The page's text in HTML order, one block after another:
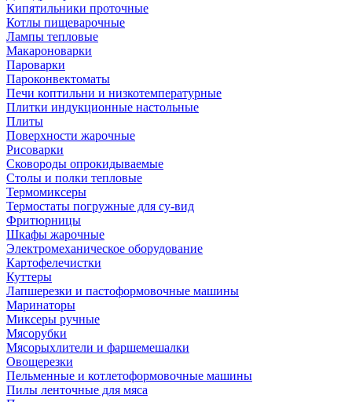
Кипятильники проточные
Котлы пищеварочные
Лампы тепловые
Макароноварки
Пароварки
Пароконвектоматы
Печи коптильни и низкотемпературные
Плитки индукционные настольные
Плиты
Поверхности жарочные
Рисоварки
Сковороды опрокидываемые
Столы и полки тепловые
Термомиксеры
Термостаты погружные для су-вид
Фритюрницы
Шкафы жарочные
Электромеханическое оборудование
Картофелечистки
Куттеры
Лапшерезки и пастоформовочные машины
Маринаторы
Миксеры ручные
Мясорубки
Мясорыхлители и фаршемешалки
Овощерезки
Пельменные и котлетоформовочные машины
Пилы ленточные для мяса